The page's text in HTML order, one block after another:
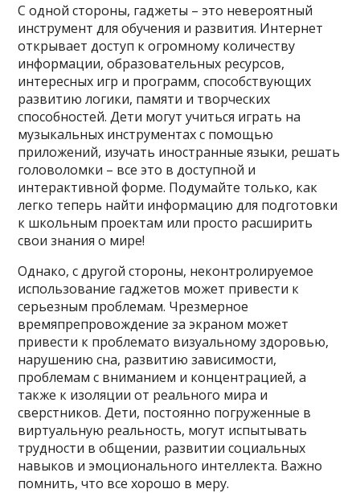
С одной стороны, гаджеты – это невероятный
инструмент для обучения и развития. Интернет
открывает доступ к огромному количеству
информации, образовательных ресурсов,
интересных игр и программ, способствующих
развитию логики, памяти и творческих
способностей. Дети могут учиться играть на
музыкальных инструментах с помощью
приложений, изучать иностранные языки, решать
головоломки – все это в доступной и
интерактивной форме. Подумайте только, как
легко теперь найти информацию для подготовки
к школьным проектам или просто расширить
свои знания о мире!
Однако, с другой стороны, неконтролируемое
использование гаджетов может привести к
серьезным проблемам. Чрезмерное
времяпрепровождение за экраном может
привести к проблемато визуальному здоровью,
нарушению сна, развитию зависимости,
проблемам с вниманием и концентрацией, а
также к изоляции от реального мира и
сверстников. Дети, постоянно погруженные в
виртуальную реальность, могут испытывать
трудности в общении, развитии социальных
навыков и эмоционального интеллекта. Важно
помнить, что все хорошо в меру.